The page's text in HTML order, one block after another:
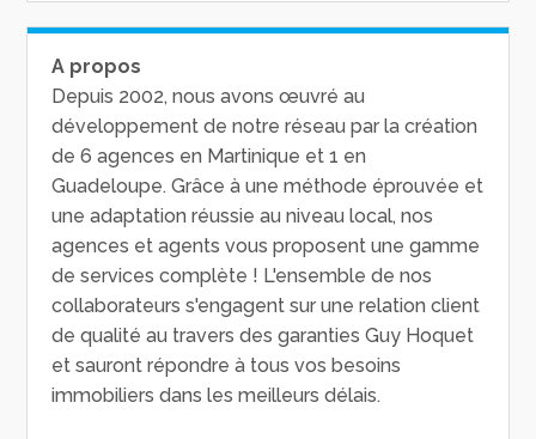
A propos
Depuis 2002, nous avons œuvré au
développement de notre réseau par la création
de 6 agences en Martinique et 1 en
Guadeloupe. Grâce à une méthode éprouvée et
une adaptation réussie au niveau local, nos
agences et agents vous proposent une gamme
de services complète ! L'ensemble de nos
collaborateurs s'engagent sur une relation client
de qualité au travers des garanties Guy Hoquet
et sauront répondre à tous vos besoins
immobiliers dans les meilleurs délais.